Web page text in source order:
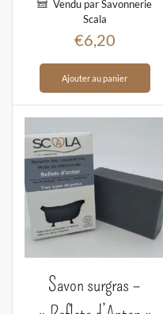
Vendu par Savonnerie
Scala
€6,20
Ajouter au panier
Savon surgras –